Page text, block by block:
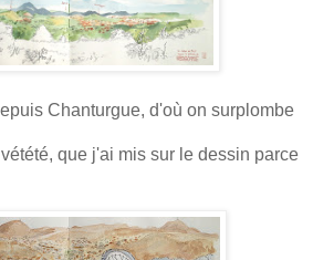
Chanturgue, d'où on surplombe
que j'ai mis sur le dessin parce